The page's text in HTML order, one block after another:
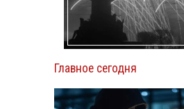
Главное сегодня